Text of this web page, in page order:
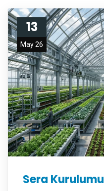
13
May 26
Sera Kurulumu